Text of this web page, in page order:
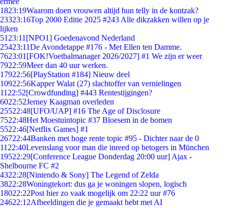
1823:19Waarom doen vrouwen altijd hun telly in de kontzak?
23323:16Top 2000 Editie 2025 #243 Alle dikzakken willen op je
lijken
51 23:11 [NPO1] Goedenavond Nederland
25423:11De Avondetappe #176 - Met Ellen ten Damme.
7623:01 [FOK!Voetbalmanager 2026/2027] #1 We zijn er weer
7922:59Meer dan 40 uur werken.
17922:56[PlayStation #184] Nieuw deel
10922:56Kapper Walat (27) slachtoffer van vernielingen
11 22:52[Crowdfunding] #443 Rentestijgingen?
6022:52Jerney Kaagman overleden
25522:48[UFO/UAP] #16 The Age of Disclosure
7522:48Het Moestuintopic #37 Bloesem in de bomen
5522:46[Netflix Games] #1
26722:44Banken met hoge rente topic #95 - Dichter naar de 0
11 22:40Levenslang voor man die inreed op betogers in München
19522:29[Conference League Donderdag 20:00 uur] Ajax -
Shelbourne FC #2
4322:28[Nintendo & Sony] The Legend of Zelda
3822:28Woningtekort: dus ga je woningen slopen, logisch
18022:22Post hier zo vaak mogelijk om 22:22 uur #76
24622:12Afbeeldingen die je gemaakt hebt met AI